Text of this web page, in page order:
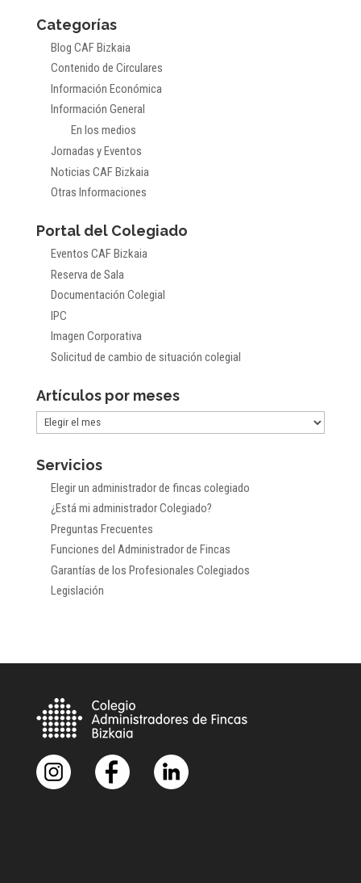
Categorías
Blog CAF Bizkaia
Contenido de Circulares
Información Económica
Información General
En los medios
Jornadas y Eventos
Noticias CAF Bizkaia
Otras Informaciones
Portal del Colegiado
Eventos CAF Bizkaia
Reserva de Sala
Documentación Colegial
IPC
Imagen Corporativa
Solicitud de cambio de situación colegial
Artículos por meses
Artículos
meses
Servicios
Elegir un administrador de fincas colegiado
¿Está mi administrador Colegiado?
Preguntas Frecuentes
Funciones del Administrador de Fincas
Garantías de los Profesionales Colegiados
Legislación